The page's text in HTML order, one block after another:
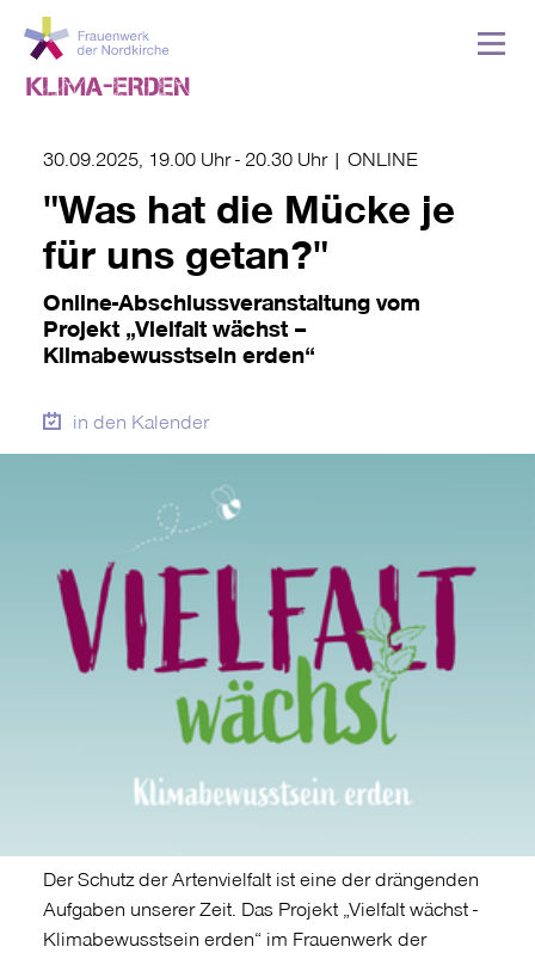
30.09.2025, 19.00 Uhr- 20.30 Uhr| ONLINE
"Was hat die Mücke je
für uns getan?"
Online-Abschlussveranstaltung vom
Projekt „Vielfalt wächst –
Klimabewusstsein erden“
in den Kalender
Der Schutz der Artenvielfalt ist eine der drängenden
Aufgaben unserer Zeit. Das Projekt „Vielfalt wächst -
Klimabewusstsein erden“ im Frauenwerk der